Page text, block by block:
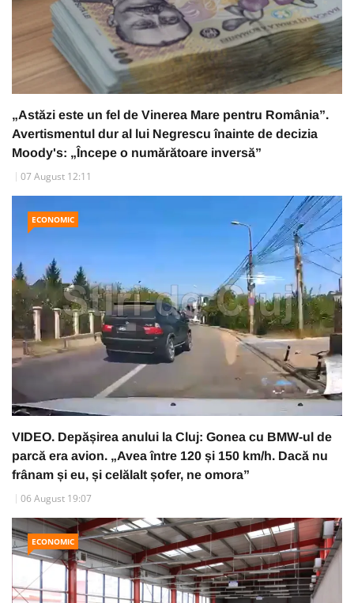
„Astăzi este un fel de Vinerea Mare pentru România”.
Avertismentul dur al lui Negrescu înainte de decizia
Moody's: „Începe o numărătoare inversă”
07 August 12:11
ECONOMIC
VIDEO. Depășirea anului la Cluj: Gonea cu BMW-ul de
parcă era avion. „Avea între 120 și 150 km/h. Dacă nu
frânam și eu, și celălalt șofer, ne omora”
06 August 19:07
ECONOMIC